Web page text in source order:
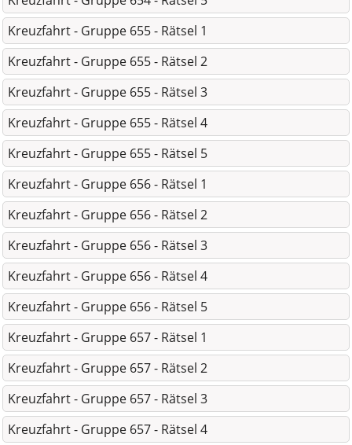
Kreuzfahrt - Gruppe 655 - Rätsel 1
Kreuzfahrt - Gruppe 655 - Rätsel 2
Kreuzfahrt - Gruppe 655 - Rätsel 3
Kreuzfahrt - Gruppe 655 - Rätsel 4
Kreuzfahrt - Gruppe 655 - Rätsel 5
Kreuzfahrt - Gruppe 656 - Rätsel 1
Kreuzfahrt - Gruppe 656 - Rätsel 2
Kreuzfahrt - Gruppe 656 - Rätsel 3
Kreuzfahrt - Gruppe 656 - Rätsel 4
Kreuzfahrt - Gruppe 656 - Rätsel 5
Kreuzfahrt - Gruppe 657 - Rätsel 1
Kreuzfahrt - Gruppe 657 - Rätsel 2
Kreuzfahrt - Gruppe 657 - Rätsel 3
Kreuzfahrt - Gruppe 657 - Rätsel 4